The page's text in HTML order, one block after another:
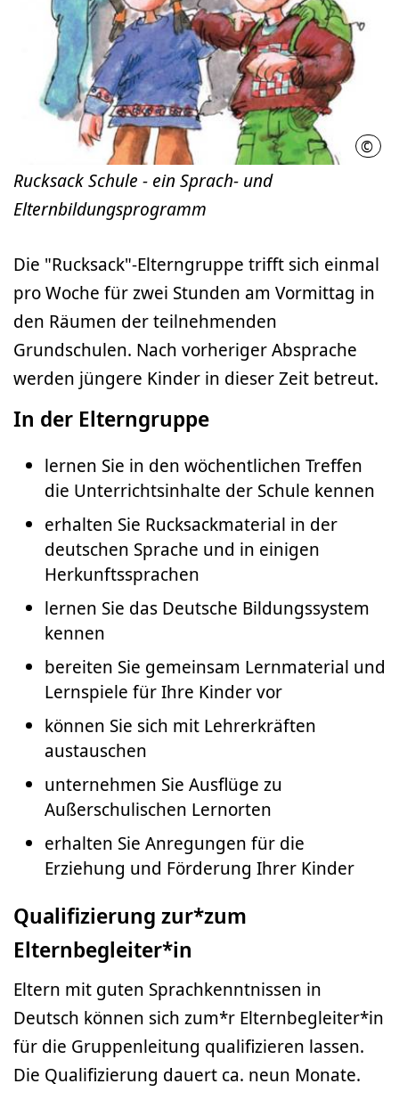
© LHH
Rucksack Schule - ein Sprach- und
Elternbildungsprogramm
Die "Rucksack"-Elterngruppe trifft sich einmal
pro Woche für zwei Stunden am Vormittag in
den Räumen der teilnehmenden
Grundschulen. Nach vorheriger Absprache
werden jüngere Kinder in dieser Zeit betreut.
In der Elterngruppe
lernen Sie in den wöchentlichen Treffen
die Unterrichtsinhalte der Schule kennen
erhalten Sie Rucksackmaterial in der
deutschen Sprache und in einigen
Herkunftssprachen
lernen Sie das Deutsche Bildungssystem
kennen
bereiten Sie gemeinsam Lernmaterial und
Lernspiele für Ihre Kinder vor
können Sie sich mit Lehrerkräften
austauschen
unternehmen Sie Ausflüge zu
Außerschulischen Lernorten
erhalten Sie Anregungen für die
Erziehung und Förderung Ihrer Kinder
Qualifizierung zur*zum
Elternbegleiter*in
Eltern mit guten Sprachkenntnissen in
Deutsch können sich zum*r Elternbegleiter*in
für die Gruppenleitung qualifizieren lassen.
Die Qualifizierung dauert ca. neun Monate.